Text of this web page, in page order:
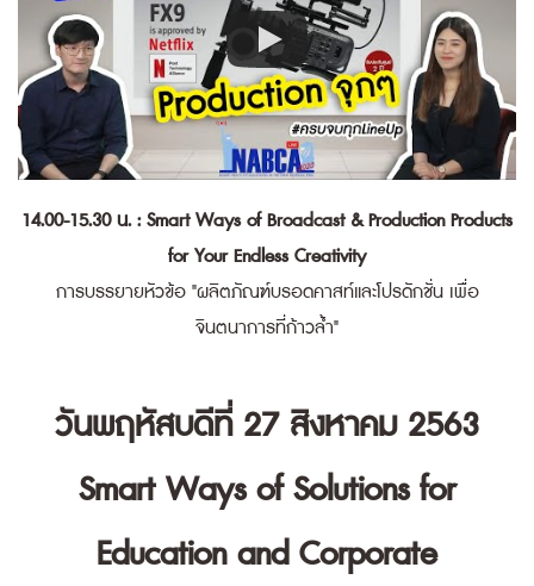
14.00-15.30 น. : Smart Ways of Broadcast & Production Products
for Your Endless Creativity
การบรรยายหัวข้อ "ผลิตภัณฑ์บรอดคาสท์และโปรดักชั่น เพื่อ
จินตนาการที่ก้าวล้ำ"
วันพฤหัสบดีที่ 27 สิงหาคม 2563
Smart Ways of Solutions for
Education and Corporate